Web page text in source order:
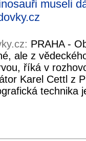
museli
PRAHA -
ale z
říká v
Karel Cettl z
technika